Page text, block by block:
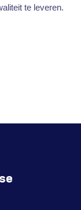
te leveren.